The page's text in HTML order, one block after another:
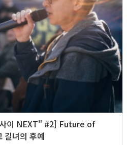
이 NEXT" #2] Future of
길녀의 후예